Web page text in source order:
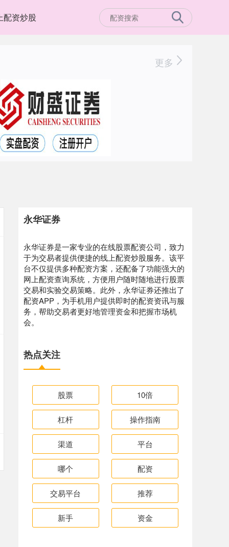
配资炒股
更多
永华证券
永华证券是一家专业的在线股票配资公司，致力
于为交易者提供便捷的线上配资炒股服务。该平
台不仅提供多种配资方案，还配备了功能强大的
网上配资查询系统，方便用户随时随地进行股票
交易和实验交易策略。此外，永华证券还推出了
配资APP，为手机用户提供即时的配资资讯与服
务，帮助交易者更好地管理资金和把握市场机
会。
热点关注
股票 10倍
杠杆 操作指南
渠道 平台
哪个 配资
交易平台 推荐
新手 资金